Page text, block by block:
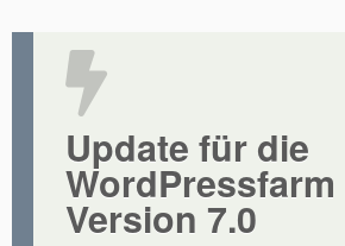
Update für die
Version 7.0